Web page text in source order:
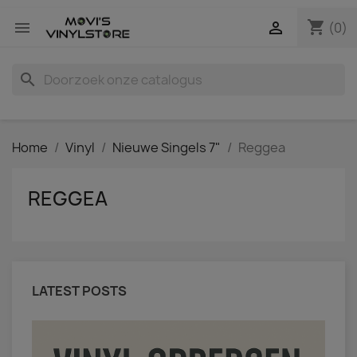
 shopping_cart (0)

search
Home Vinyl Nieuwe Singels 7" Reggea
REGGEA
LATEST POSTS